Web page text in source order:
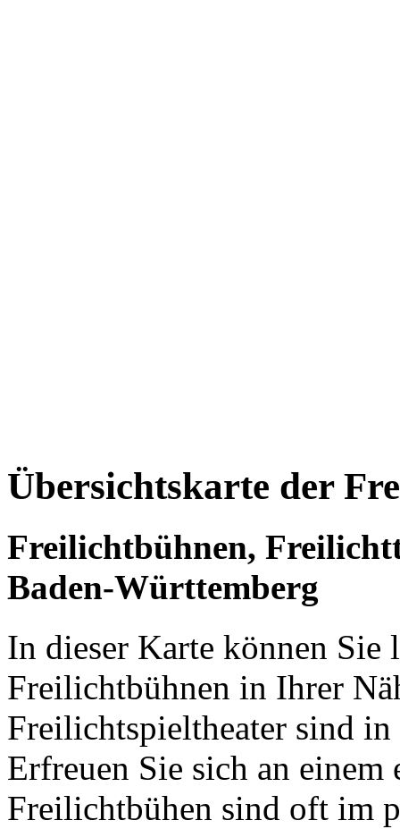
Übersichtskarte der
Freilichtbühnen,
Baden-Württemberg
In dieser Karte können Sie
Freilichtbühnen in Ihrer
Freilichtspieltheater sind
Erfreuen Sie sich an
Freilichtbühen sind oft im